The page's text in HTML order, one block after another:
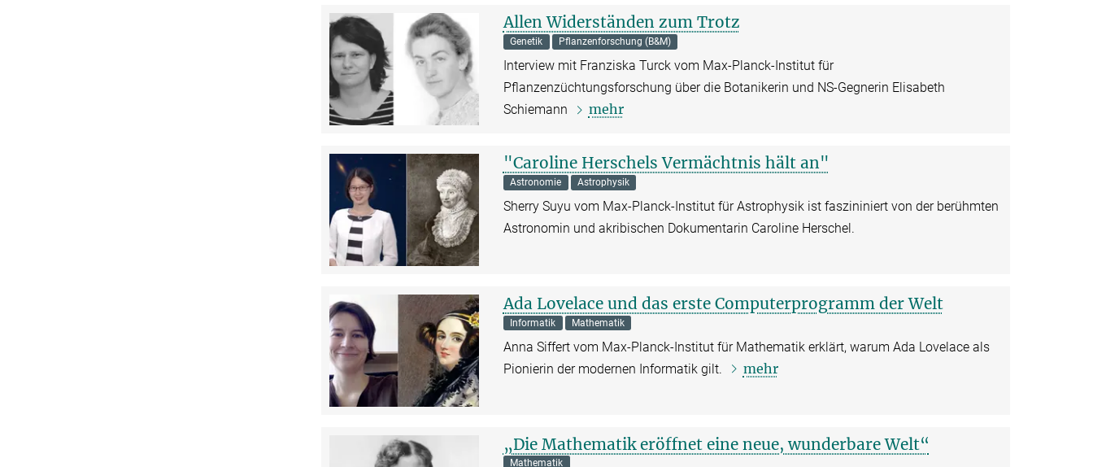
Allen Widerständen zum Trotz
Genetik Pflanzenforschung (B&M)
Interview mit Franziska Turck vom Max-Planck-Institut für
Pflanzenzüchtungsforschung über die Botanikerin und NS-Gegnerin Elisabeth
Schiemann
mehr
"Caroline Herschels Vermächtnis hält an"
Astronomie Astrophysik
Sherry Suyu vom Max-Planck-Institut für Astrophysik ist faszininiert von der berühmten
Astronomin und akribischen Dokumentarin Caroline Herschel.
Ada Lovelace und das erste Computerprogramm der Welt
Informatik Mathematik
Anna Siffert vom Max-Planck-Institut für Mathematik erklärt, warum Ada Lovelace als
Pionierin der modernen Informatik gilt.
mehr
„Die Mathematik eröffnet eine neue, wunderbare Welt“
Mathematik